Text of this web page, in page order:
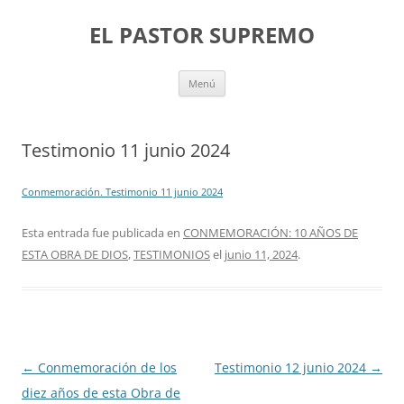
EL PASTOR SUPREMO
Menú
Testimonio 11 junio 2024
Conmemoración. Testimonio 11 junio 2024
Esta entrada fue publicada en CONMEMORACIÓN: 10 AÑOS DE
ESTA OBRA DE DIOS,TESTIMONIOSel junio 11, 2024.
Navegación
de
← Conmemoración de los
diez años de esta Obra de
Testimonio 12 junio 2024 →